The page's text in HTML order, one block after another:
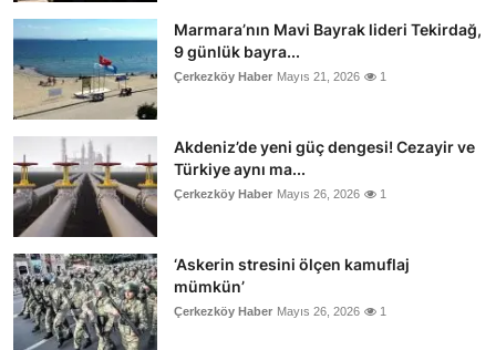
Marmara’nın Mavi Bayrak lideri Tekirdağ,
9 günlük bayra...
Çerkezköy Haber Mayıs 21, 2026 1
Akdeniz’de yeni güç dengesi! Cezayir ve
Türkiye aynı ma...
Çerkezköy Haber Mayıs 26, 2026 1
‘Askerin stresini ölçen kamuflaj
mümkün’
Çerkezköy Haber Mayıs 26, 2026 1